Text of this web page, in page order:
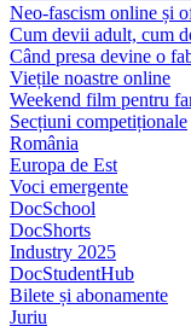
Neo-fascism online și
Cum devii adult, cum
Când presa devine o
Viețile noastre online
Weekend film pentru
Secțiuni competiționale
România
Europa de Est
Voci emergente
DocSchool
DocShorts
Industry 2025
DocStudentHub
Bilete și abonamente
Juriu